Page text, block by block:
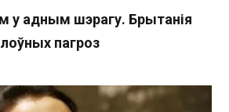
у адным шэрагу. Брытанія
пагроз